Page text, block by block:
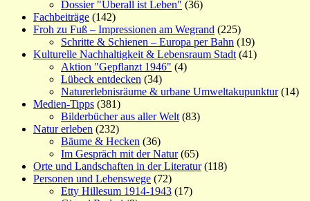
Dossier "Überall ist Leben" (36)
Fachbeiträge (142)
Froh zu Fuß – Impressionen am Wegrand (225)
Schritte & Schienen – Europa per Bahn (19)
Kulturelle Nachhaltigkeit & Lebensraum Stadt (41)
Aktion "Gepflanzt 1946" (4)
Lübeck entdecken (34)
Naturerlebnisräume & urbane Umweltakupunktur(14)
Medien-Tipps (381)
Bilderbücher aus aller Welt (83)
Natur erleben (232)
Bäume & Hecken (36)
Im Gespräch mit der Natur(65)
Orte und Landschaften in der Literatur(118)
Personen und Lebenswege (72)
Etty Hillesum 1914-1943 (17)